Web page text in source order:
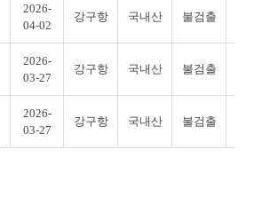
2026-
04-02
강구항 국내산 불검출
2026-
03-27
강구항 국내산 불검출
2026-
03-27
강구항 국내산 불검출